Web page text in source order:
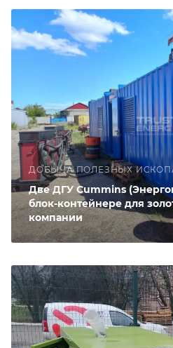
ДОБЫЧА ПОЛЕЗНЫХ
Две ДГУ Cummins
блок-контейнере для
компании